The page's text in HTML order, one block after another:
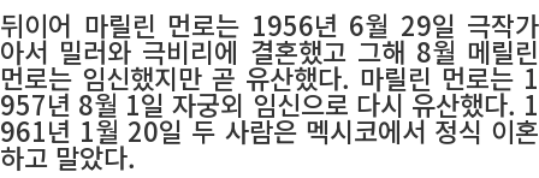
뒤이어 마릴린 먼로는 1956년 6월 29일 극작가
아서 밀러와 극비리에 결혼했고 그해 8월 메릴린
먼로는 임신했지만 곧 유산했다. 마릴린 먼로는 1
957년 8월 1일 자궁외 임신으로 다시 유산했다. 1
961년 1월 20일 두 사람은 멕시코에서 정식 이혼
하고 말았다.